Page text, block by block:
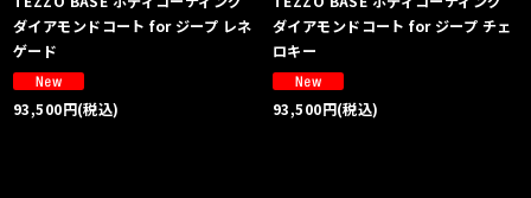
ダイアモンドコート for ジープ レネ
ゲード
93,500円(税込)
ダイアモンドコート for ジープ チェ
ロキー
93,500円(税込)